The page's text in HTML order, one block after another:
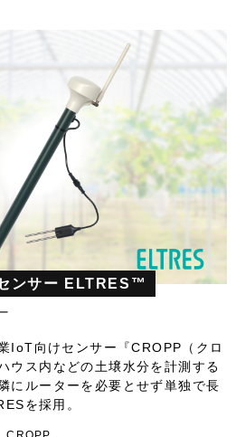
ンサー ELTRES™
IoT向けセンサー『CROPP（クロ
ウス内などの土壌水分を計測する
にルーターを必要とせず単独で長
を採用。